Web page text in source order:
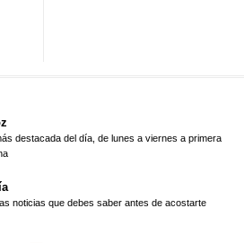
destacada del día, de lunes a viernes a primera
noticias que debes saber antes de acostarte